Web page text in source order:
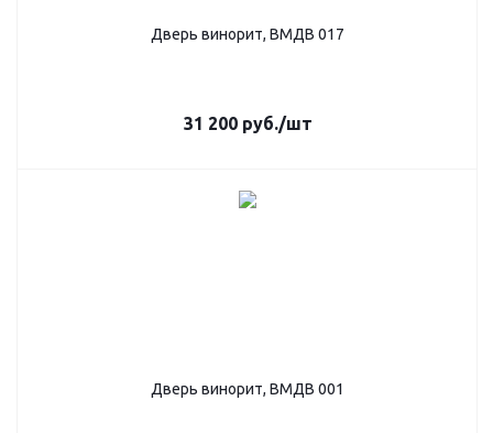
Дверь винорит, ВМДВ 017
31 200руб./шт
Дверь винорит, ВМДВ 001